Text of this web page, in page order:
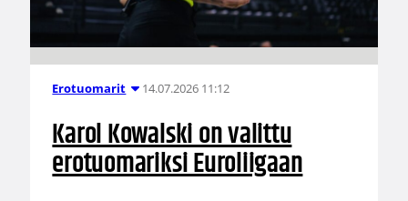
Erotuomarit 14.07.2026 11:12
Karol Kowalski on valittu
erotuomariksi Euroliigaan